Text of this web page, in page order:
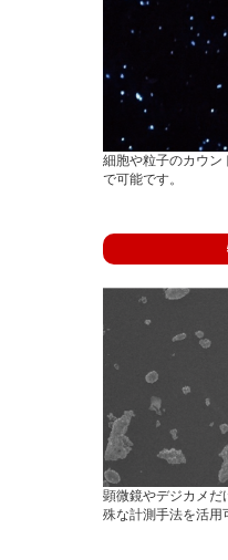
細胞や粒子のカウン
で可能です。
顕微鏡やデジカメだ
殊な計測手法を活用